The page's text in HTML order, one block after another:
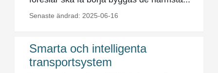
Senaste ändrad: 2025-06-16
Smarta och intelligenta
transportsystem